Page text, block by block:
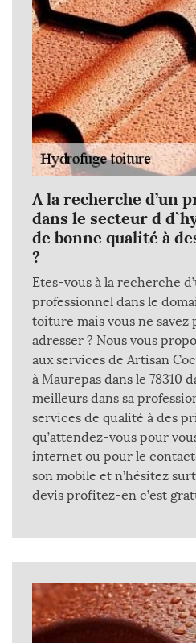
A la recherche d’un
dans le secteur d
de bonne qualité à
?
Etes-vous à la recherche
professionnel dans le
toiture mais vous ne savez
adresser ? Nous vous
aux services de Artisan
à Maurepas dans le 78310
meilleurs dans sa
services de qualité à des
qu’attendez-vous pour
internet ou pour le
son mobile et n’hésitez
devis profitez-en c’est